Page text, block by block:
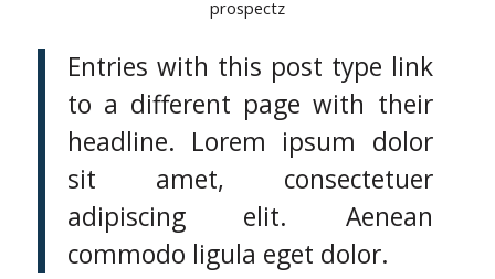
prospectz
Entries with this post type link
to a different page with their
headline. Lorem ipsum dolor
sit amet, consectetuer
adipiscing elit. Aenean
commodo ligula eget dolor.